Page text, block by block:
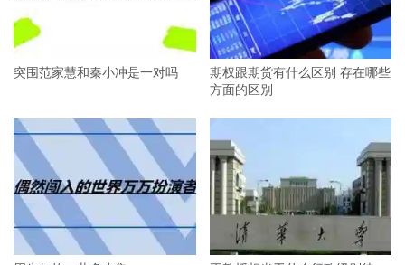
突围范家慧和秦小冲是一对吗
期权跟期货有什么区别 存在哪些
方面的区别